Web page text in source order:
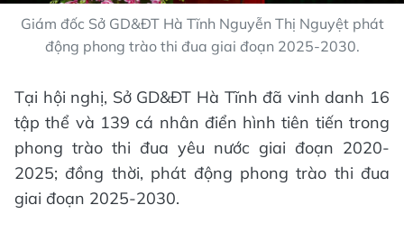
Giám đốc Sở GD&ĐT Hà Tĩnh Nguyễn Thị Nguyệt phát
động phong trào thi đua giai đoạn 2025-2030.
Tại hội nghị, Sở GD&ĐT Hà Tĩnh đã vinh danh 16
tập thể và 139 cá nhân điển hình tiên tiến trong
phong trào thi đua yêu nước giai đoạn 2020-
2025; đồng thời, phát động phong trào thi đua
giai đoạn 2025-2030.